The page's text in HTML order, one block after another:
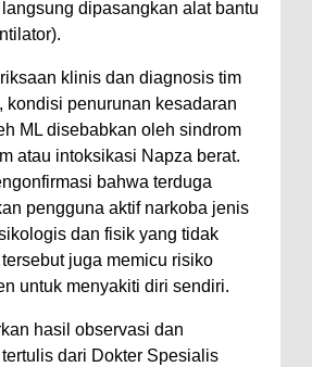
dipasangkan alat bantu
klinis dan diagnosis tim
kondisi penurunan kesadaran
ML disebabkan oleh sindrom
atau intoksikasi Napza berat.
bahwa terduga
pengguna aktif narkoba jenis
dan fisik yang tidak
juga memicu risiko
untuk menyakiti diri sendiri.
hasil observasi dan
dari Dokter Spesialis